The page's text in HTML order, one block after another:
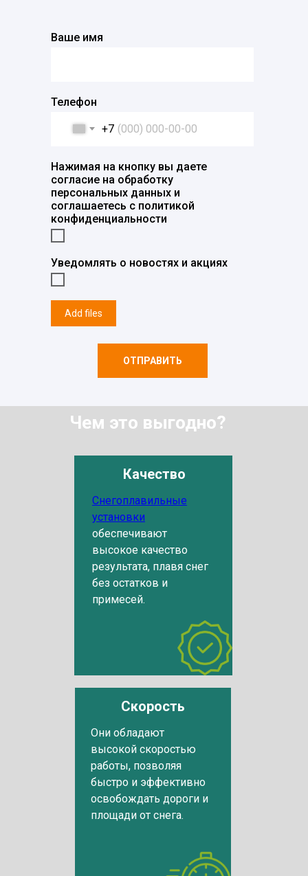
Ваше имя
Телефон
+7
Нажимая на кнопку вы даете
согласие на обработку
персональных данных и
соглашаетесь c политикой
конфиденциальности
Уведомлять о новостях и акциях
Add files
ОТПРАВИТЬ
Чем это выгодно?
Скорость
Они обладают
высокой скоростью
работы, позволяя
быстро и эффективно
освобождать дороги и
площади от снега.
Снегоплавильные
установки
обеспечивают
высокое качество
результата, плавя снег
без остатков и
примесей.
Качество